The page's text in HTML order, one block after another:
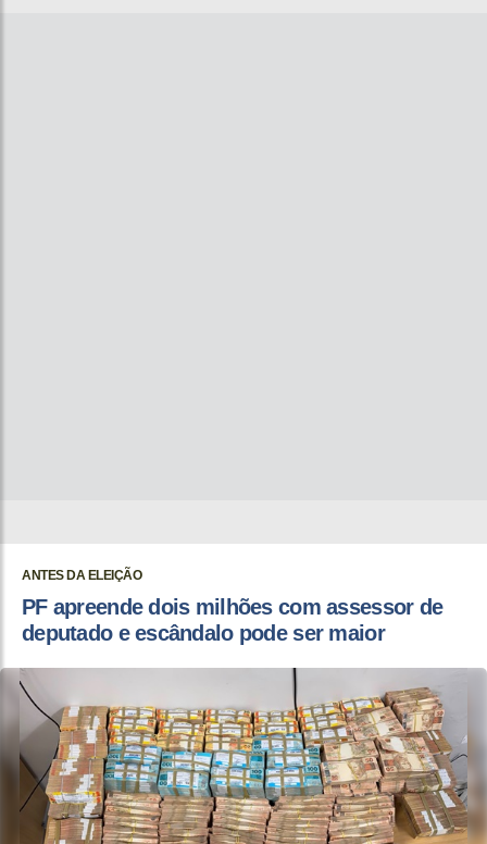
ANTES DA ELEIÇÃO
PF apreende dois milhões com assessor de
deputado e escândalo pode ser maior